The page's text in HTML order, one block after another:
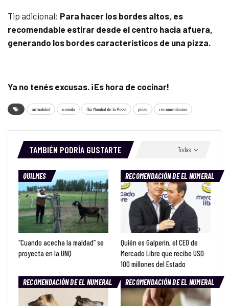
Tip adicional: Para hacer los bordes altos, es
recomendable estirar desde el centro hacia afuera,
generando los bordes característicos de una pizza.
Ya no tenés excusas. ¡Es hora de cocinar!
actualidad comida Día Mundial de la Pizza pizza recomendacion
Todas
TAMBIÉN PODRÍA GUSTARTE
QUILMES
“Cuando acecha la maldad” se
proyecta en la UNQ
RECOMENDACIÓN DE EL NUMERAL
Quién es Galperin, el CEO de
Mercado Libre que recibe USD
100 millones del Estado
RECOMENDACIÓN DE EL NUMERAL
RECOMENDACIÓN DE EL NUMERAL